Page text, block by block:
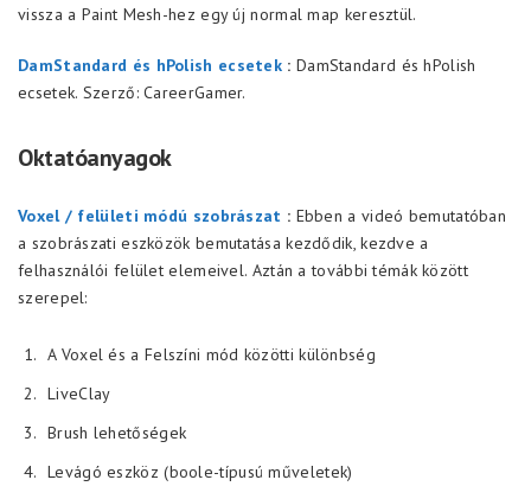
vissza a Paint Mesh-hez egy új normal map keresztül.
DamStandard és hPolish ecsetek : DamStandard és hPolish
ecsetek. Szerző: CareerGamer.
Oktatóanyagok
Voxel / felületi módú szobrászat : Ebben a videó bemutatóban
a szobrászati eszközök bemutatása kezdődik, kezdve a
felhasználói felület elemeivel. Aztán a további témák között
szerepel:
A Voxel és a Felszíni mód közötti különbség
LiveClay
Brush lehetőségek
Levágó eszköz (boole-típusú műveletek)